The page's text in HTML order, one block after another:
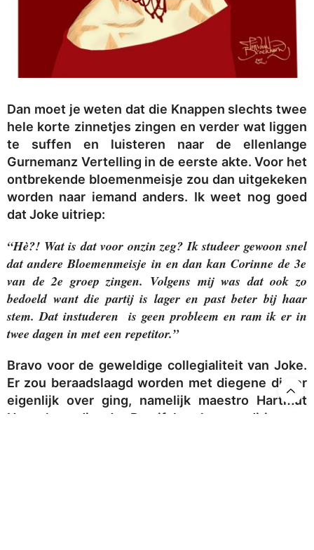
Dan moet je weten dat die Knappen slechts twee
hele korte zinnetjes zingen en verder wat liggen
te suffen en luisteren naar de ellenlange
Gurnemanz Vertelling in de eerste akte. Voor het
ontbrekende bloemenmeisje zou dan uitgekeken
worden naar iemand anders. Ik weet nog goed
dat Joke uitriep:
“Hè?! Wat is dat voor onzin zeg? Ik studeer gewoon snel
dat andereBloemenmeisje in en dan kan Corinne de 3e
van de 2e groep zingen. Volgens mij was dat ook zo
bedoeld want die partij is lager en past beter bij haar
stem. Dat instuderen is geen probleem en ram ik er in
twee dagen in met een repetitor.”
Bravo voor de geweldige collegialiteit van Joke.
Er zou beraadslaagd worden met diegene die er
eigenlijk over ging, namelijk maestro Hartmut
Haenchen die de Parsifal ook zou dirigeren.